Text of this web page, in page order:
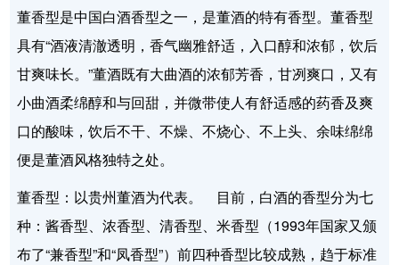
董香型是中国白酒香型之一，是董酒的特有香型。董香型
具有“酒液清澈透明，香气幽雅舒适，入口醇和浓郁，饮后
甘爽味长。”董酒既有大曲酒的浓郁芳香，甘冽爽口，又有
小曲酒柔绵醇和与回甜，并微带使人有舒适感的药香及爽
口的酸味，饮后不干、不燥、不烧心、不上头、余味绵绵
便是董酒风格独特之处。
董香型：以贵州董酒为代表。 目前，白酒的香型分为七
种：酱香型、浓香型、清香型、米香型（1993年国家又颁
布了“兼香型”和“凤香型”）前四种香型比较成熟，趋于标准